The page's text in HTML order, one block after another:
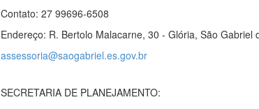
Contato: 27 99696-6508
Endereço: R. Bertolo Malacarne, 30 - Glória, São Gabriel
assessoria@saogabriel.es.gov.br
SECRETARIA DE PLANEJAMENTO: